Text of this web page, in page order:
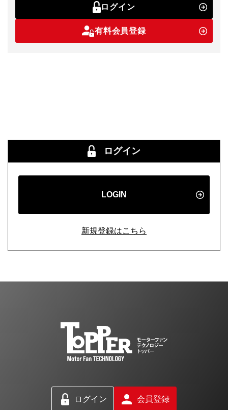
ログイン
有料会員登録
ログイン
LOGIN
新規登録はこちら
ログイン 会員登録